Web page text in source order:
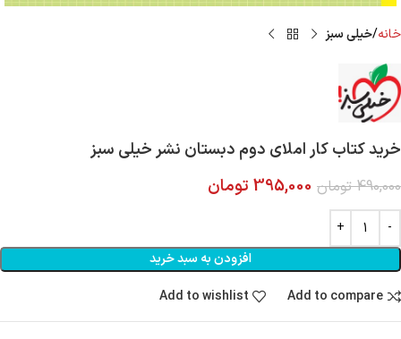
خانه خیلی سبز
خرید کتاب کار املای دوم دبستان نشر خیلی سبز
490,000 تومان 395,000 تومان
افزودن به سبد خرید
Add to compare
Add to wishlist